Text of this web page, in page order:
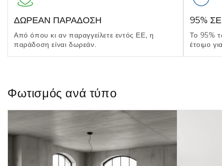
ΔΩΡΕΑΝ ΠΑΡΑΔΟΣΗ
Από όπου κι αν παραγγείλετε εντός ΕΕ, η
παράδοση είναι δωρεάν.
95%
Το 95%
έτοιμο
Φωτισμός ανά τύπο